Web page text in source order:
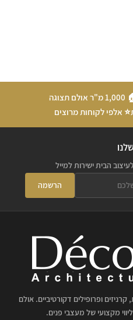
תצוגה
⭐ אלפי לקוחות מרוצים
הבית ישירות למייל
הרשמה
קרניזים ופרופילים דקורטיביים. אולם